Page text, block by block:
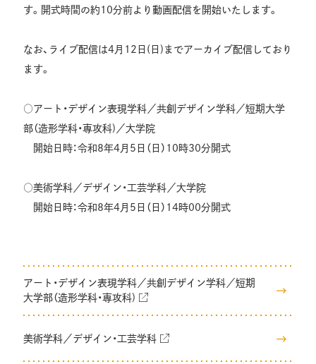
す。開式時間の約10分前より動画配信を開始いたします。
なお、ライブ配信は4月12日(日)までアーカイブ配信しており
ます。
○アート・デザイン表現学科／共創デザイン学科／短期大学
部（造形学科・専攻科)／大学院
開始日時：令和8年4月5日（日）10時30分開式
○美術学科／デザイン・工芸学科／大学院
開始日時：令和8年4月5日（日）14時00分開式
アート・デザイン表現学科／共創デザイン学科／短期
大学部（造形学科・専攻科)
美術学科／デザイン・工芸学科